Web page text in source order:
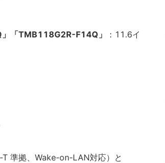
「TMB118G2R-F14Q」
：11.6イ
準拠、Wake-on-LAN対応）と